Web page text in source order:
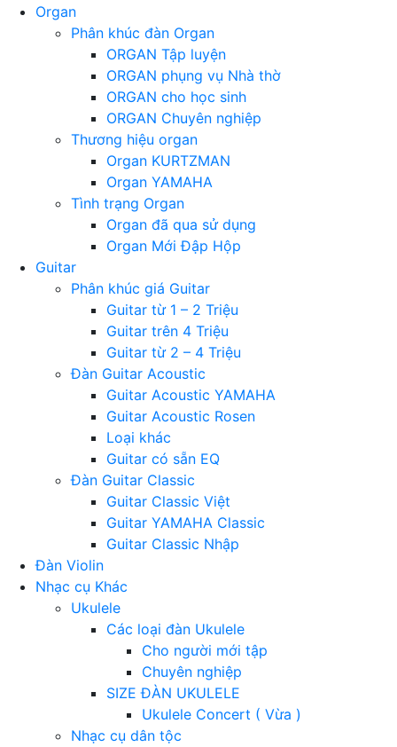
Organ
Phân khúc đàn Organ
ORGAN Tập luyện
ORGAN phụng vụ Nhà thờ
ORGAN cho học sinh
ORGAN Chuyên nghiệp
Thương hiệu organ
Organ KURTZMAN
Organ YAMAHA
Tình trạng Organ
Organ đã qua sử dụng
Organ Mới Đập Hộp
Guitar
Phân khúc giá Guitar
Guitar từ 1 – 2 Triệu
Guitar trên 4 Triệu
Guitar từ 2 – 4 Triệu
Đàn Guitar Acoustic
Guitar Acoustic YAMAHA
Guitar Acoustic Rosen
Loại khác
Guitar có sẵn EQ
Đàn Guitar Classic
Guitar Classic Việt
Guitar YAMAHA Classic
Guitar Classic Nhập
Đàn Violin
Nhạc cụ Khác
Ukulele
Các loại đàn Ukulele
Cho người mới tập
Chuyên nghiệp
SIZE ĐÀN UKULELE
Ukulele Concert ( Vừa )
Nhạc cụ dân tộc